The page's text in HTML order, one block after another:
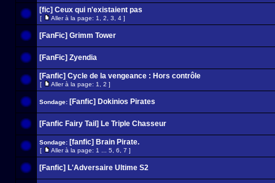
[fic] Ceux qui n'existaient pas
[ Aller à la page: 1 2 3 4 ]
[FanFic] Grimm Tower
[FanFic] Zyendia
[Fanfic] Cycle de la vengeance : Hors contrôle
[ Aller à la page: 1 2 ]
Sondage: [Fanfic] Dokinios Pirates
[Fanfic Fairy Tail] Le Triple Chasseur
Sondage: [fanfic] Brain Pirate.
[ Aller à la page: 1 5 6 7 ]
[Fanfic] L'Adversaire Ultime S2